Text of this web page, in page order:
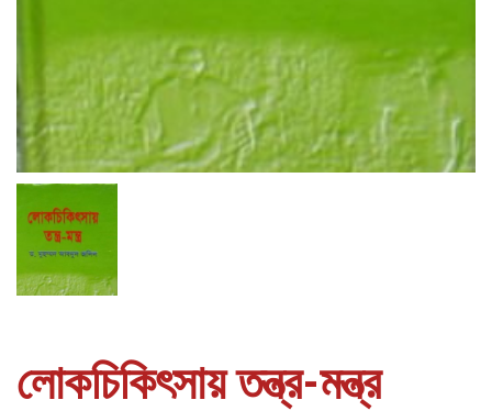
লোকচিকিৎসায় তন্ত্র-মন্ত্র